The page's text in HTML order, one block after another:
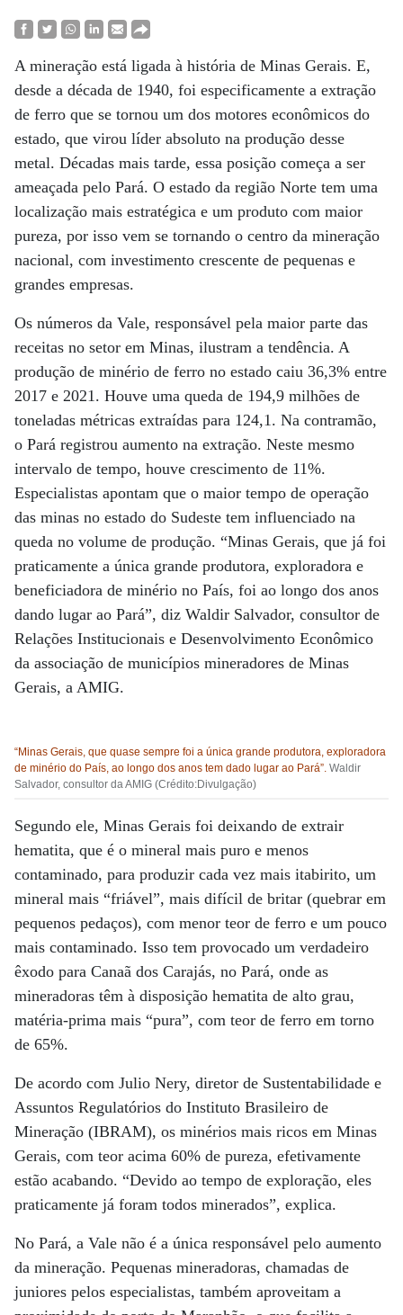
A mineração está ligada à história de Minas Gerais. E,
desde a década de 1940, foi especificamente a extração
de ferro que se tornou um dos motores econômicos do
estado, que virou líder absoluto na produção desse
metal. Décadas mais tarde, essa posição começa a ser
ameaçada pelo Pará. O estado da região Norte tem uma
localização mais estratégica e um produto com maior
pureza, por isso vem se tornando o centro da mineração
nacional, com investimento crescente de pequenas e
grandes empresas.
Os números da Vale, responsável pela maior parte das
receitas no setor em Minas, ilustram a tendência. A
produção de minério de ferro no estado caiu 36,3% entre
2017 e 2021. Houve uma queda de 194,9 milhões de
toneladas métricas extraídas para 124,1. Na contramão,
o Pará registrou aumento na extração. Neste mesmo
intervalo de tempo, houve crescimento de 11%.
Especialistas apontam que o maior tempo de operação
das minas no estado do Sudeste tem influenciado na
queda no volume de produção. “Minas Gerais, que já foi
praticamente a única grande produtora, exploradora e
beneficiadora de minério no País, foi ao longo dos anos
dando lugar ao Pará”, diz Waldir Salvador, consultor de
Relações Institucionais e Desenvolvimento Econômico
da associação de municípios mineradores de Minas
Gerais, a AMIG.
“Minas Gerais, que quase sempre foi a única grande produtora, exploradora
de minério do País, ao longo dos anos tem dado lugar ao Pará”. Waldir
Salvador, consultor da AMIG (Crédito:Divulgação)
Segundo ele, Minas Gerais foi deixando de extrair
hematita, que é o mineral mais puro e menos
contaminado, para produzir cada vez mais itabirito, um
mineral mais “friável”, mais difícil de britar (quebrar em
pequenos pedaços), com menor teor de ferro e um pouco
mais contaminado. Isso tem provocado um verdadeiro
êxodo para Canaã dos Carajás, no Pará, onde as
mineradoras têm à disposição hematita de alto grau,
matéria-prima mais “pura”, com teor de ferro em torno
de 65%.
De acordo com Julio Nery, diretor de Sustentabilidade e
Assuntos Regulatórios do Instituto Brasileiro de
Mineração (IBRAM), os minérios mais ricos em Minas
Gerais, com teor acima 60% de pureza, efetivamente
estão acabando. “Devido ao tempo de exploração, eles
praticamente já foram todos minerados”, explica.
No Pará, a Vale não é a única responsável pelo aumento
da mineração. Pequenas mineradoras, chamadas de
juniores pelos especialistas, também aproveitam a